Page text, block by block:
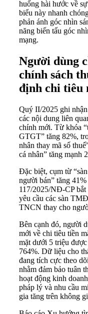
huống hài hước về
biểu này nhanh
phản ánh góc nhìn
năng biến tấu góc
mạng.
Người dùng
chính sách
định chi tiêu
Quý II/2025 ghi
các nội dung liên
chính mới. Từ khóa
GTGT” tăng 82%,
nhân thay mã số
cá nhân” tăng mạnh
Đặc biệt, cụm từ
người bán” tăng
117/2025/NĐ-CP
yêu cầu các sàn
TNCN thay cho
Bên cạnh đó, người
mới về chi tiêu tiền
mặt dưới 5 triệu
764%. Dữ liệu cho
đang tích cực theo
nhằm đảm bảo tuân
hoạt động kinh
pháp lý và nhu cầu
gia tăng trên không